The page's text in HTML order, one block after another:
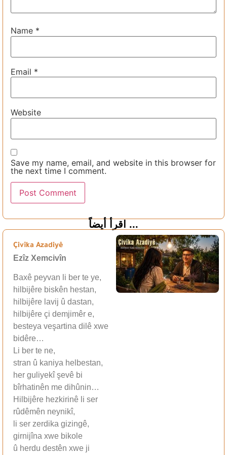
Name *
Email *
Website
Save my name, email, and website in this browser for
the next time I comment.
اقرأ أيضاً ...
Çivîka Azadiyê
Ezîz Xemcivîn
Baxê peyvan li ber te ye,
hilbijêre biskên hestan,
hilbijêre lavij û dastan,
hilbijêre çi demjimêr e,
besteya veşartina dilê xwe
bidêre…
Li ber te ne,
stran û kaniya helbestan,
her guliyekî şevê bi
bîrhatinên me dihûnin…
Hilbijêre hezkirinê li ser
rûdêmên neynikî,
li ser zerdika gizingê,
girnijîna xwe bikole
û herdu destên xwe ji